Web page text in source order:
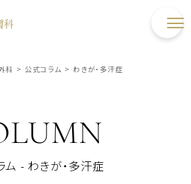
科 > 公式コラム > わきが・多汗症
ム - わきが・多汗症